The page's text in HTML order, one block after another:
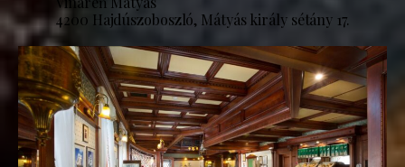
4200 Hajdúszoboszló, Mátyás király sétány 17.